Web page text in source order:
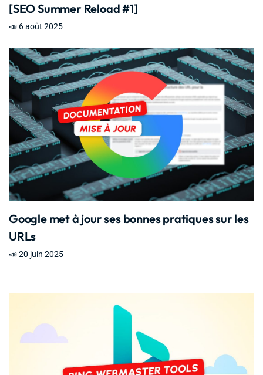
[SEO Summer Reload #1]
📣 6 août 2025
Google met à jour ses bonnes pratiques sur les
URLs
📣 20 juin 2025